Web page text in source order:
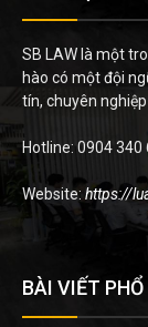
SB LAW là một
hào có một đội
tín, chuyên
Hotline: 0904 340
Website: https://
BÀI VIẾT PHỔ